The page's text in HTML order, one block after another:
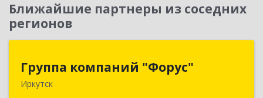
Ближайшие партнеры из соседних
регионов
Группа компаний "Форус"
Иркутск
Группа компаний "Форус"
664007, Иркутская обл, Иркутск г, Ямская ул,